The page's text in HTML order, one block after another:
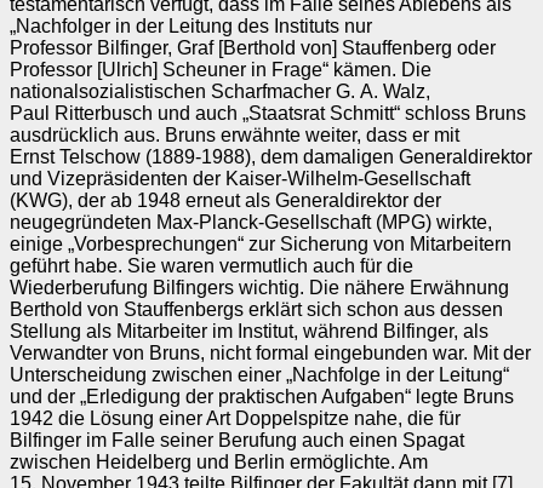
testamentarisch verfügt, dass im Falle seines Ablebens als
„Nachfolger in der Leitung des Instituts nur
Professor Bilfinger, Graf [Berthold von] Stauffenberg oder
Professor [Ulrich] Scheuner in Frage“ kämen. Die
nationalsozialistischen Scharfmacher G. A. Walz,
Paul Ritterbusch und auch „Staatsrat Schmitt“ schloss Bruns
ausdrücklich aus. Bruns erwähnte weiter, dass er mit
Ernst Telschow (1889‑1988), dem damaligen Generaldirektor
und Vizepräsidenten der Kaiser-Wilhelm-Gesellschaft
(KWG), der ab 1948 erneut als Generaldirektor der
neugegründeten Max-Planck-Gesellschaft (MPG) wirkte,
einige „Vorbesprechungen“ zur Sicherung von Mitarbeitern
geführt habe. Sie waren vermutlich auch für die
Wiederberufung Bilfingers wichtig. Die nähere Erwähnung
Berthold von Stauffenbergs erklärt sich schon aus dessen
Stellung als Mitarbeiter im Institut, während Bilfinger, als
Verwandter von Bruns, nicht formal eingebunden war. Mit der
Unterscheidung zwischen einer „Nachfolge in der Leitung“
und der „Erledigung der praktischen Aufgaben“ legte Bruns
1942 die Lösung einer Art Doppelspitze nahe, die für
Bilfinger im Falle seiner Berufung auch einen Spagat
zwischen Heidelberg und Berlin ermöglichte. Am